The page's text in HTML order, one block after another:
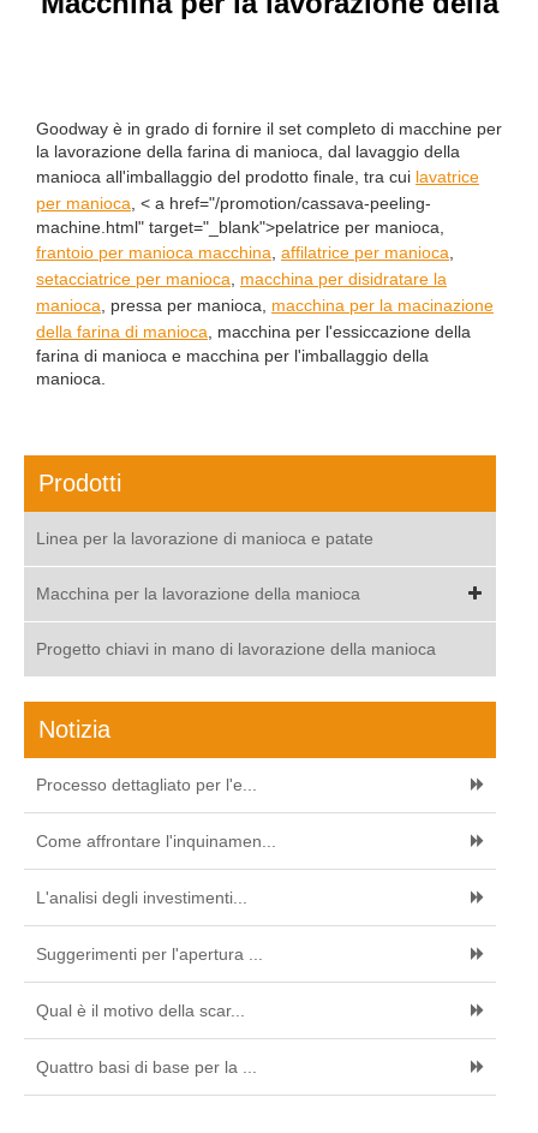
Goodway è in grado di fornire il set completo di macchine per
la lavorazione della farina di manioca, dal lavaggio della
manioca all'imballaggio del prodotto finale, tra cui lavatrice
per manioca , < a href="/promotion/cassava-peeling-
machine.html" target="_blank">pelatrice per manioca,
frantoio per manioca macchina affilatrice per manioca
setacciatrice per manioca
macchina per disidratare la
manioca , pressa per manioca, macchina per la macinazione
della farina di manioca , macchina per l'essiccazione della
farina di manioca e macchina per l'imballaggio della
manioca.
Prodotti
Linea per la lavorazione di manioca e patate
Macchina per la lavorazione della manioca
Progetto chiavi in mano di lavorazione della manioca
Notizia
Processo dettagliato per l'e...
Come affrontare l'inquinamen...
L'analisi degli investimenti...
Suggerimenti per l'apertura ...
Qual è il motivo della scar...
Quattro basi di base per la ...